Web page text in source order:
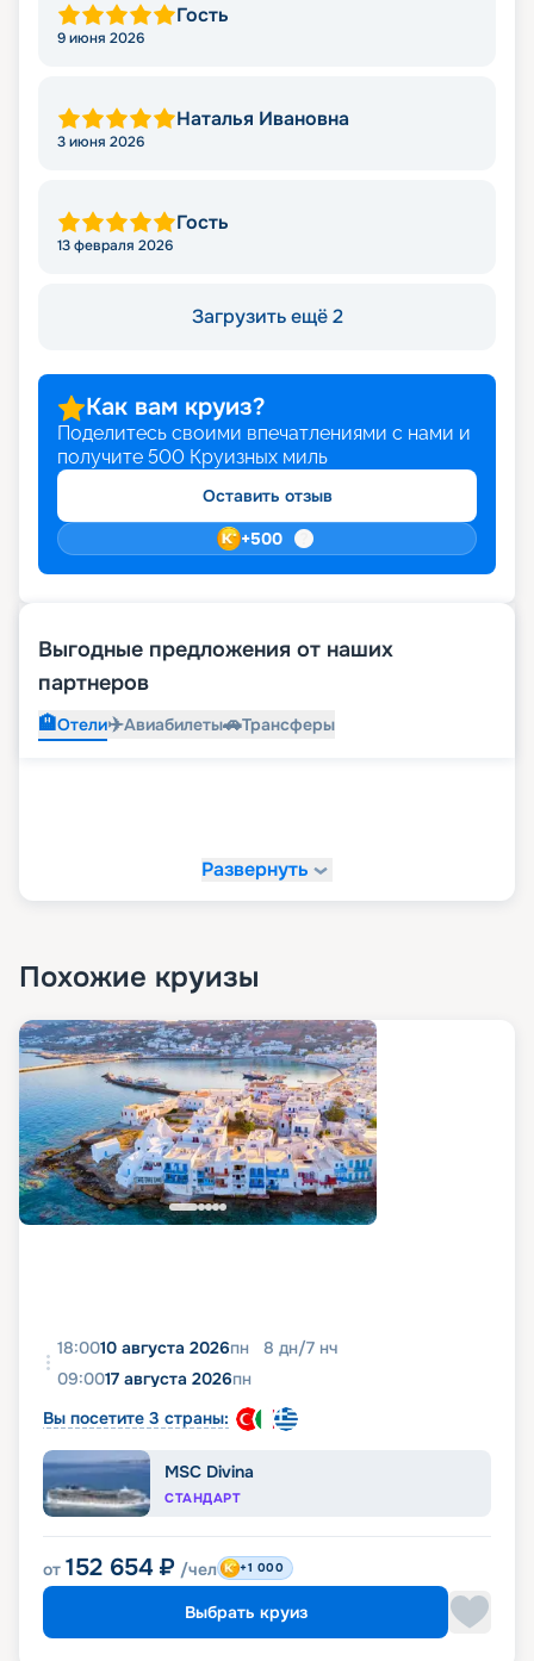
Гость
9 июня 2026
Наталья Ивановна
3 июня 2026
Гость
13 февраля 2026
Загрузить ещё 2
Как вам круиз?
Поделитесь своими впечатлениями с нами и
получите 500 Круизных миль
Оставить отзыв
+500
Выгодные предложения от наших
партнеров
🏨Отели✈️Авиабилеты🚗Трансферы
Развернуть
Похожие круизы
18:0010 августа 2026пн 8 дн/7 нч
09:0017 августа 2026пн
Вы посетите 3 страны:
MSC Divina
СТАНДАРТ
от 152 654 ₽ /чел +1 000
Выбрать круиз